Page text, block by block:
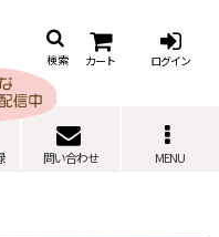
検索 カート ログイン
問い合わせ MENU